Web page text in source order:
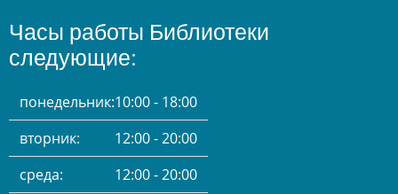
Часы работы Библиотеки
следующие:
понедельник:10:00 - 18:00
вторник:
12:00 - 20:00
среда:
12:00 - 20:00